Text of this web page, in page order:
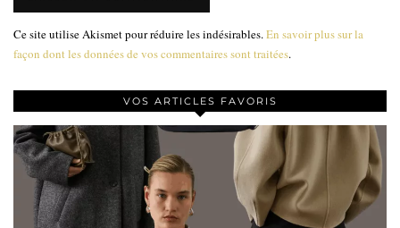
Ce site utilise Akismet pour réduire les indésirables. En savoir plus sur la
façon dont les données de vos commentaires sont traitées.
VOS ARTICLES FAVORIS